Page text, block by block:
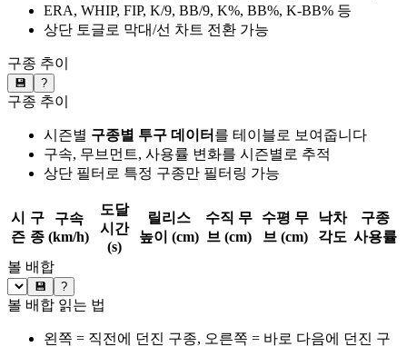
ERA, WHIP, FIP, K/9, BB/9, K%, BB%, K-BB% 등
상단 토글로 막대/선 차트 전환 가능
구종 추이
💾 ?
구종 추이
시즌별 구종별 투구 데이터 를 테이블로 보여줍니다
구속, 무브먼트, 사용률 변화를 시즌별로 추적
상단 필터로 특정 구종만 필터링 가능
시
즌
구
종
구속
(km/h)
도달
시간
(s)
릴리스
높이 (cm)
수직 무
브 (cm)
수평 무
브 (cm)
낙차
각도
구종
사용률
볼 배합
💾 ?
볼 배합 읽는 법
왼쪽 = 직전에 던진 구종, 오른쪽 = 바로 다음에 던진 구